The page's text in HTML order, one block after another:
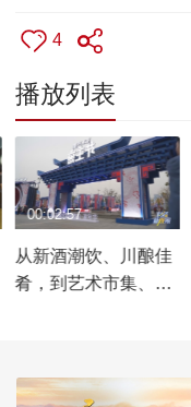
4
播放列表
从新酒潮饮、川酿佳
肴，到艺术市集、非
00:02:57